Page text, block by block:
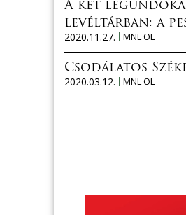
A két
levéltárban: a
2020.11.27.
MNL OL
Csodálatos
2020.03.12.
MNL OL